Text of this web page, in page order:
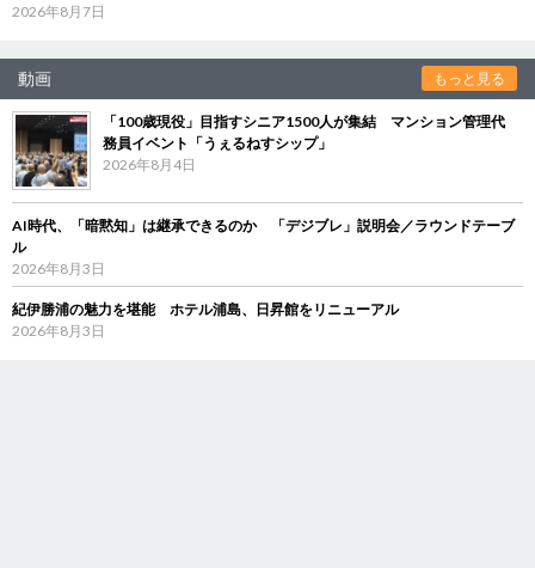
2026年8月7日
動画 もっと見る
「100歳現役」目指すシニア1500人が集結 マンション管理代
務員イベント「うぇるねすシップ」
2026年8月4日
AI時代、「暗黙知」は継承できるのか 「デジブレ」説明会／ラウンドテーブ
ル
2026年8月3日
紀伊勝浦の魅力を堪能 ホテル浦島、日昇館をリニューアル
2026年8月3日